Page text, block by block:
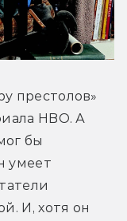
престолов»
HBO. А
бы
умеет
И, хотя он